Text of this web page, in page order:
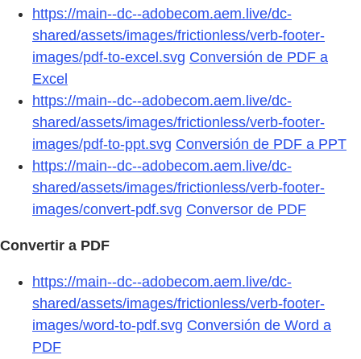
https://main--dc--adobecom.aem.live/dc-
shared/assets/images/frictionless/verb-footer-
images/pdf-to-excel.svg Conversión de PDF a
Excel
https://main--dc--adobecom.aem.live/dc-
shared/assets/images/frictionless/verb-footer-
images/pdf-to-ppt.svg Conversión de PDF a PPT
https://main--dc--adobecom.aem.live/dc-
shared/assets/images/frictionless/verb-footer-
images/convert-pdf.svg Conversor de PDF
Convertir a PDF
https://main--dc--adobecom.aem.live/dc-
shared/assets/images/frictionless/verb-footer-
images/word-to-pdf.svg Conversión de Word a
PDF